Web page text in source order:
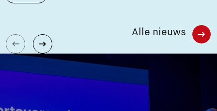
Alle nieuws